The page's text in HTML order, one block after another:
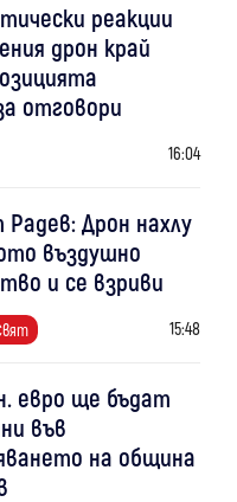
реакции
дрон край
отговори
16:04
Дрон нахлу
въздушно
и се взриви
15:48
евро ще бъдат
във
на община